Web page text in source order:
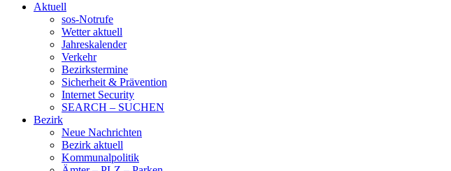
Aktuell
sos-Notrufe
Wetter aktuell
Jahreskalender
Verkehr
Bezirkstermine
Sicherheit & Prävention
Internet Security
SEARCH – SUCHEN
Bezirk
Neue Nachrichten
Bezirk aktuell
Kommunalpolitik